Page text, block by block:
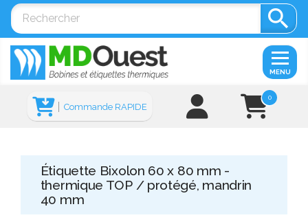

0
Commande RAPIDE
MENU
Étiquette Bixolon 60 x 80 mm -
thermique TOP / protégé, mandrin
40 mm